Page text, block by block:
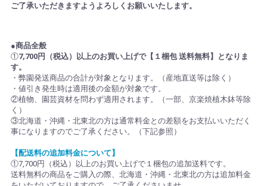
ご了承いただきますようよろしくお願いいたします。
●商品全般
①7,700円（税込）以上のお買い上げで【１梱包 送料無料】となりま
す。
・弊園発送商品の合計が対象となります。（産地直送等は除く）
・値引き発生時は適用後の金額が対象です。
②植物、園芸資材を問わず適用されます。（一部、京楽焼植木鉢等除
く）
③北海道・沖縄・北東北の方は通常料金との差額をお支払いいただく
事になりますのでご了承ください。（下記参照）
【配送料の追加料金について】
①7,700円（税込）以上のお買い上げで１梱包の追加送料です。
送料無料の商品をご購入の際、北海道・沖縄・北東北の方は追加料金